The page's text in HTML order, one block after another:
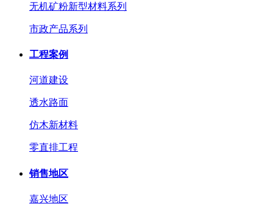
无机矿粉新型材料系列
市政产品系列
工程案例
河道建设
透水路面
仿木新材料
零直排工程
销售地区
嘉兴地区